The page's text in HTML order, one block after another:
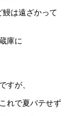
は遠ざかって
庫に
すが、
れで夏バテせず